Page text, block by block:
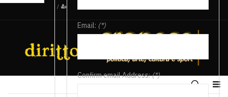
/
Email: (*)
Confirm email Address:(*)